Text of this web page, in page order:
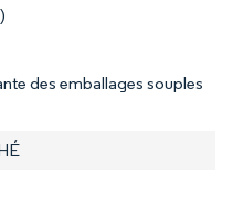
des emballages souples